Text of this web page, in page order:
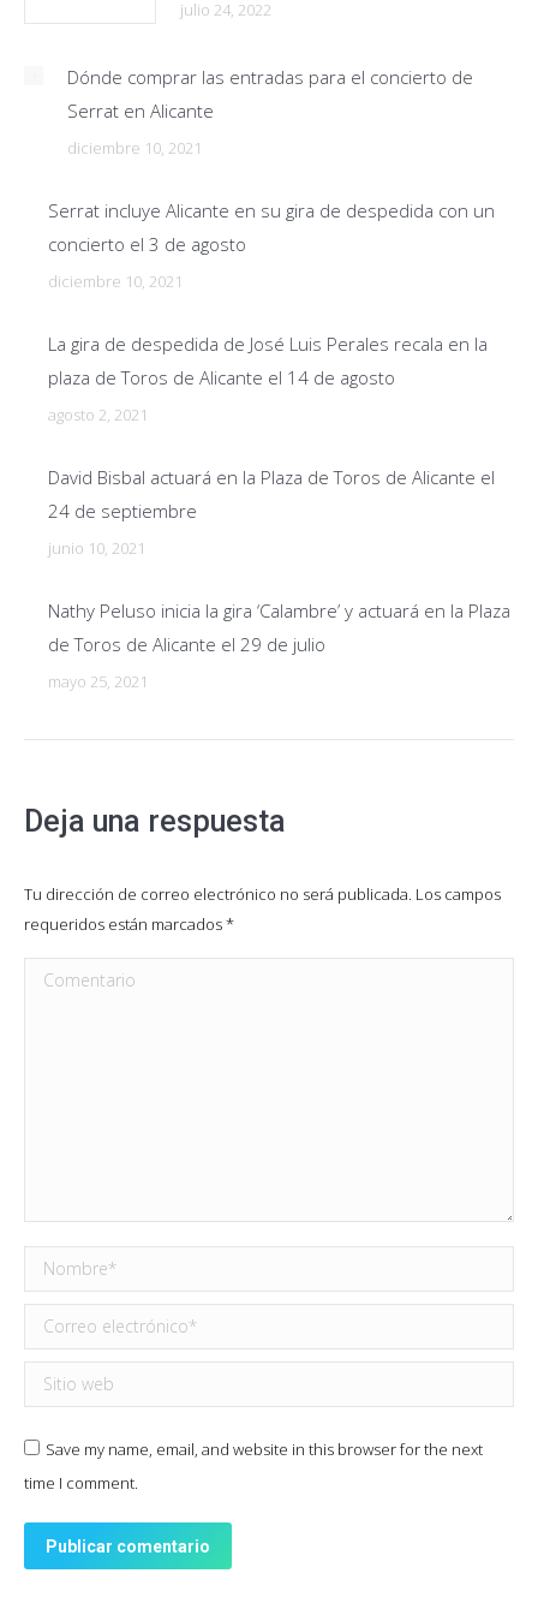
julio 24, 2022
Dónde comprar las entradas para el concierto de
Serrat en Alicante
diciembre 10, 2021
Serrat incluye Alicante en su gira de despedida con un
concierto el 3 de agosto
diciembre 10, 2021
La gira de despedida de José Luis Perales recala en la
plaza de Toros de Alicante el 14 de agosto
agosto 2, 2021
David Bisbal actuará en la Plaza de Toros de Alicante el
24 de septiembre
junio 10, 2021
Nathy Peluso inicia la gira ‘Calambre’ y actuará en la Plaza
de Toros de Alicante el 29 de julio
mayo 25, 2021
Deja una respuesta
Tu dirección de correo electrónico no será publicada. Los campos
requeridos están marcados*
Comentario
Nombre *
Correo electrónico *
Sitio web
Save my name, email, and website in this browser for the next
time I comment.
Publicar comentario